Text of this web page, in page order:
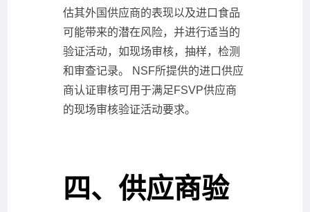
估其外国供应商的表现以及进口食品
可能带来的潜在风险，并进行适当的
验证活动，如现场审核，抽样，检测
和审查记录。 NSF所提供的进口供应
商认证审核可用于满足FSVP供应商
的现场审核验证活动要求。
四、供应商验